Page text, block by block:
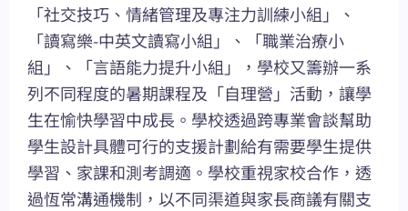
「社交技巧、情緒管理及專注力訓練小組」、
「讀寫樂-中英文讀寫小組」、「職業治療小
組」、「言語能力提升小組」，學校又籌辦一系
列不同程度的暑期課程及「自理營」活動，讓學
生在愉快學習中成長。學校透過跨專業會談幫助
學生設計具體可行的支援計劃給有需要學生提供
學習、家課和測考調適。學校重視家校合作，透
過恆常溝通機制，以不同渠道與家長商議有關支